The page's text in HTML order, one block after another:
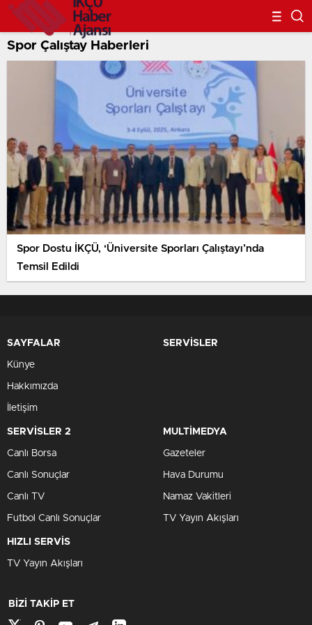
Spor Çalıştay Haberleri
Spor Dostu İKÇÜ, ‘Üniversite Sporları Çalıştayı’nda
Temsil Edildi
SAYFALAR
Künye
Hakkımızda
İletişim
SERVİSLER
SERVİSLER 2
Canlı Borsa
Canlı Sonuçlar
Canlı TV
Futbol Canlı Sonuçlar
MULTİMEDYA
Gazeteler
Hava Durumu
Namaz Vakitleri
TV Yayın Akışları
HIZLI SERVİS
TV Yayın Akışları
BİZİ TAKİP ET